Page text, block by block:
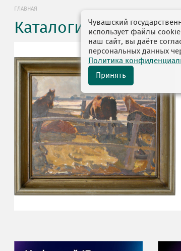
ГЛАВНАЯ
Каталоги выставок
Чувашский
использует файлы
наш сайт, вы даёте
персональных данных
Политика
Принять